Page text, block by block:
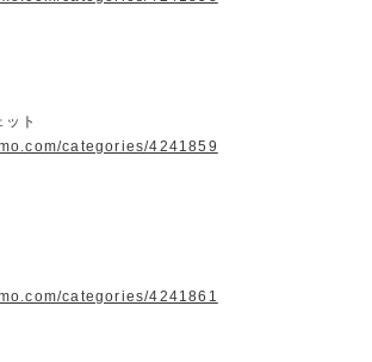
ト
categories/4241859
categories/4241861